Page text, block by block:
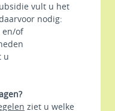
vult u het
nodig:
en/of
u
ziet u welke